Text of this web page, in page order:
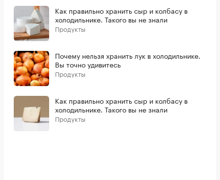
Как правильно хранить сыр и колбасу в
холодильнике. Такого вы не знали
Продукты
Почему нельзя хранить лук в холодильнике.
Вы точно удивитесь
Продукты
Как правильно хранить сыр и колбасу в
холодильнике. Такого вы не знали
Продукты